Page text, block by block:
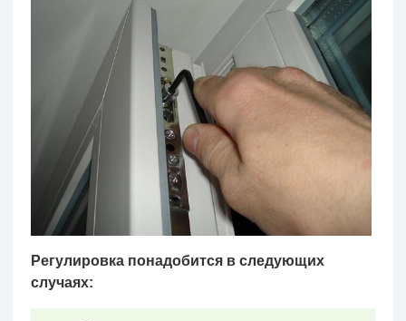
Регулировка понадобится в следующих
случаях: